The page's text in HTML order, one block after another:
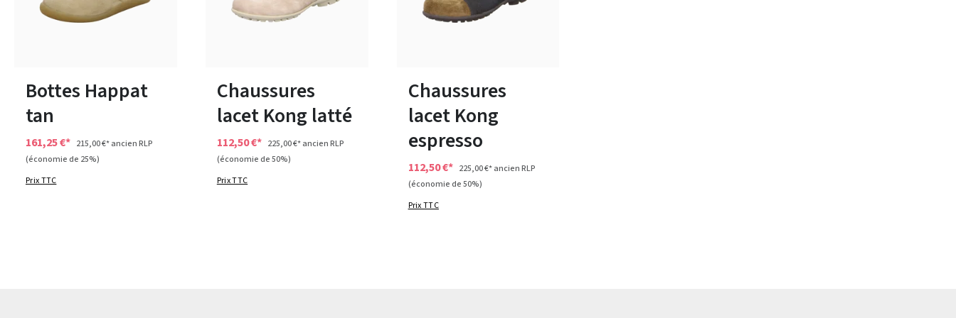
Bottes Happat
tan
161,25 €* 215,00 €*ancien RLP
(économie de 25%)
Prix TTC
Chaussures
lacet Kong latté
112,50 €* 225,00 €*ancien RLP
(économie de 50%)
Prix TTC
Chaussures
lacet Kong
espresso
112,50 €* 225,00 €*ancien RLP
(économie de 50%)
Prix TTC